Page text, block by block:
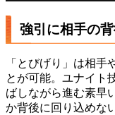
強引に相手の
「とびげり」は相手
とが可能。ユナイト
ばしながら進む素早
か背後に回り込めな